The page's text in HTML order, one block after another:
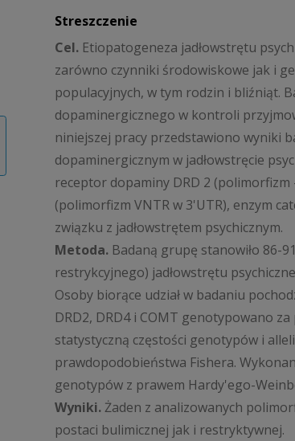
Streszczenie
Cel. Etiopatogeneza jadłowstrętu
zarówno czynniki środowiskowe jak i
populacyjnych, w tym rodzin i bliźniąt.
dopaminergicznego w kontroli
niniejszej pracy przedstawiono wyniki
dopaminergicznym w jadłowstręcie
receptor dopaminy DRD 2
(polimorfizm VNTR w 3'UTR), enzym
związku z jadłowstrętem psychicznym.
Metoda. Badaną grupę stanowiło 86-
restrykcyjnego) jadłowstrętu
Osoby biorące udział w badaniu
DRD2, DRD4 i COMT genotypowano
statystyczną częstości genotypów i
prawdopodobieństwa Fishera.
genotypów z prawem Hardy'ego-
Wyniki.Żaden z analizowanych
postaci bulimicznej jak i restryktywnej.